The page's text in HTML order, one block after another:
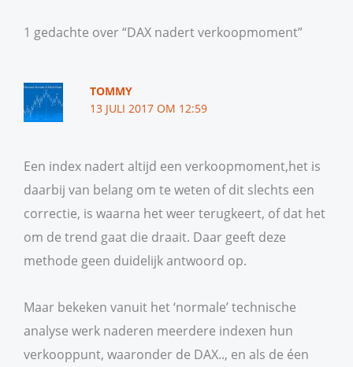
1 gedachte over “DAX nadert verkoopmoment”
TOMMY
13 JULI 2017 OM 12:59
Een index nadert altijd een verkoopmoment,het is
daarbij van belang om te weten of dit slechts een
correctie, is waarna het weer terugkeert, of dat het
om de trend gaat die draait. Daar geeft deze
methode geen duidelijk antwoord op.
Maar bekeken vanuit het ‘normale’ technische
analyse werk naderen meerdere indexen hun
verkooppunt, waaronder de DAX.., en als de éen